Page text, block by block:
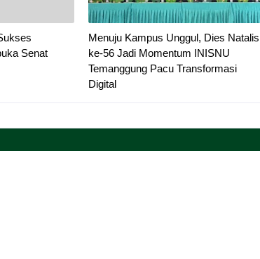
Senat
Menuju Kampus Unggul, Dies Natalis
ke-56 Jadi Momentum INISNU
Temanggung Pacu Transformasi
Digital